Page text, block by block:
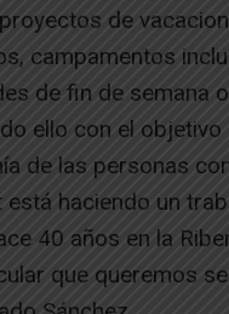
de
campamentos
de fin de semana
ello con el
de las personas
está haciendo un
40 años en la
que queremos